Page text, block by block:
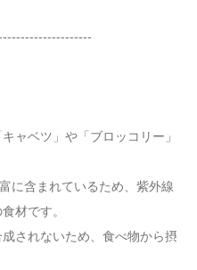
ャベツ」や「ブロッコリー」
に含まれているため、紫外線
材です。
されないため、食べ物から摂